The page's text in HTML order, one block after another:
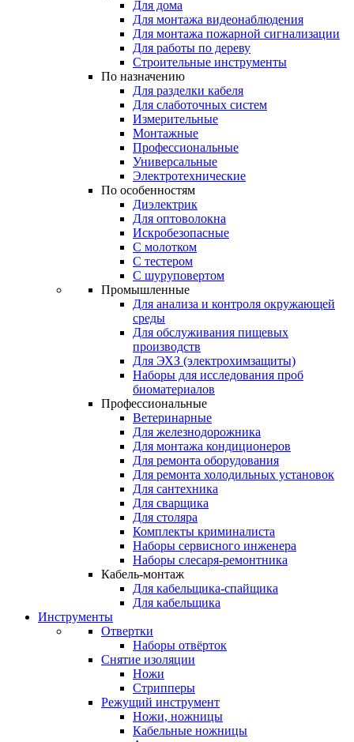
Для дома
Для монтажа видеонаблюдения
Для монтажа пожарной сигнализации
Для работы по дереву
Строительные инструменты
По назначению
Для разделки кабеля
Для слаботочных систем
Измерительные
Монтажные
Профессиональные
Универсальные
Электротехнические
По особенностям
Диэлектрик
Для оптоволокна
Искробезопасные
С молотком
С тестером
С шуруповертом
Промышленные
Для анализа и контроля окружающей
среды
Для обслуживания пищевых
производств
Для ЭХЗ (электрохимзащиты)
Наборы для исследования проб
биоматериалов
Профессиональные
Ветеринарные
Для железнодорожника
Для монтажа кондиционеров
Для ремонта оборудования
Для ремонта холодильных установок
Для сантехника
Для сварщика
Для столяра
Комплекты криминалиста
Наборы сервисного инженера
Наборы слесаря-ремонтника
Кабель-монтаж
Для кабельщика-спайщика
Для кабельщика
Инструменты
Отвертки
Наборы отвёрток
Снятие изоляции
Ножи
Стрипперы
Режущий инструмент
Ножи, ножницы
Кабельные ножницы